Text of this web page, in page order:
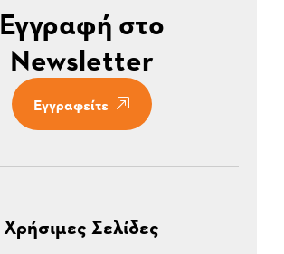
Εγγραφή στο
Newsletter
Εγγραφείτε
Χρήσιμες Σελίδες